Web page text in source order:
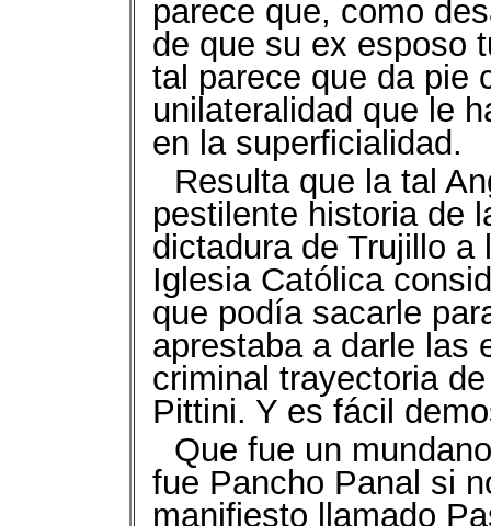
parece que, como
de que su ex esposo
tal parece que da pie
unilateralidad que le
en la superficialidad.
Resulta que la tal
pestilente historia de
dictadura de Trujillo
Iglesia Católica
que podía sacarle
aprestaba a darle las
criminal trayectoria
Pittini. Y es fácil
Que fue un
fue Pancho Panal si
manifiesto llamado